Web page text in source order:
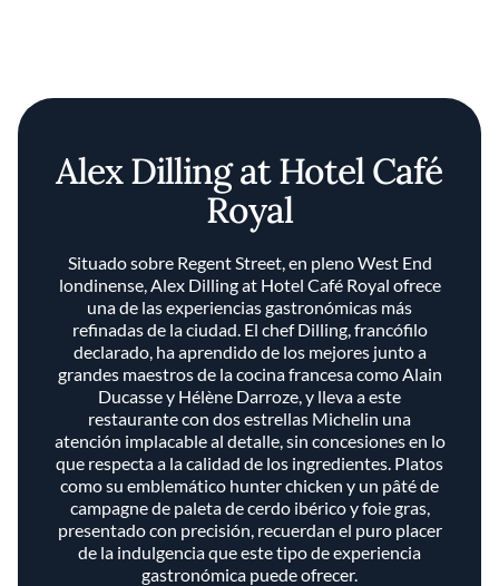
Alex Dilling at Hotel Café
Royal
Situado sobre Regent Street, en pleno West End
londinense, Alex Dilling at Hotel Café Royal ofrece
una de las experiencias gastronómicas más
refinadas de la ciudad. El chef Dilling, francófilo
declarado, ha aprendido de los mejores junto a
grandes maestros de la cocina francesa como Alain
Ducasse y Hélène Darroze, y lleva a este
restaurante con dos estrellas Michelin una
atención implacable al detalle, sin concesiones en lo
que respecta a la calidad de los ingredientes. Platos
como su emblemático hunter chicken y un pâté de
campagne de paleta de cerdo ibérico y foie gras,
presentado con precisión, recuerdan el puro placer
de la indulgencia que este tipo de experiencia
gastronómica puede ofrecer.